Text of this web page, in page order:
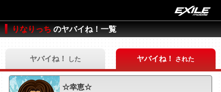
りなりっち のヤバイね！一覧
ヤバイね！ した ヤバイね！ された
☆幸恵☆